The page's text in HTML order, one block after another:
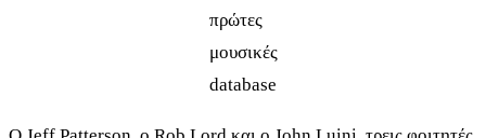
πρώτες
μουσικές
database